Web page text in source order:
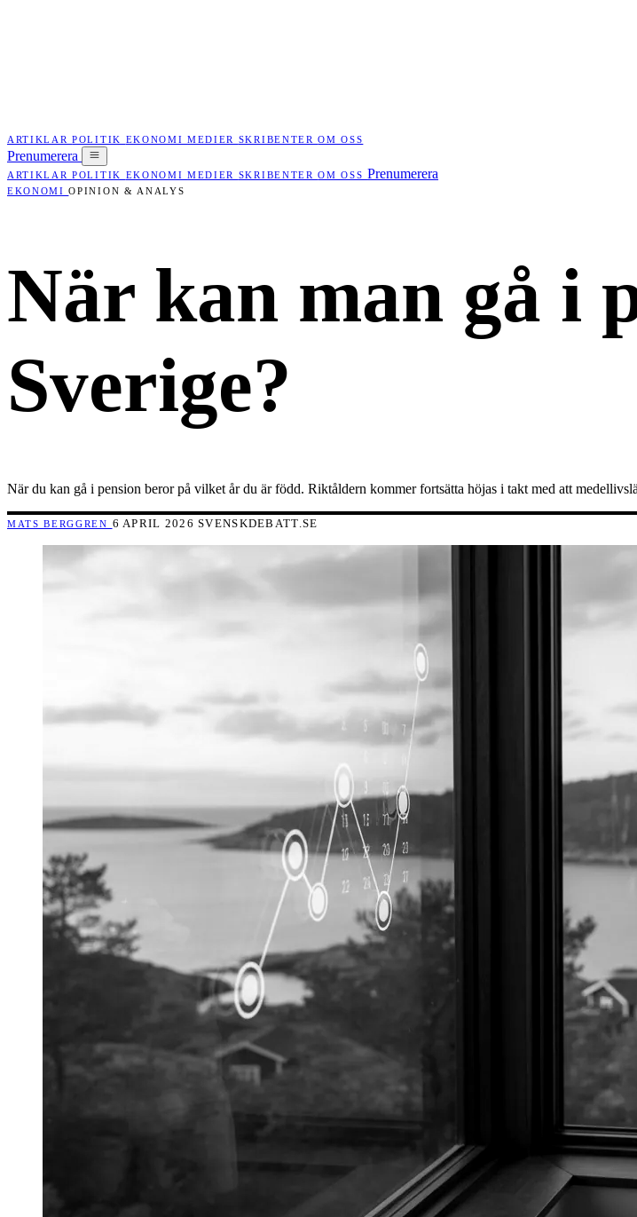
ARTIKLARPOLITIK EKONOMIMEDIER SKRIBENTEROM OSS
Prenumerera
ARTIKLARPOLITIK EKONOMIMEDIER SKRIBENTEROM OSS Prenumerera
EKONOMIOPINION & ANALYS
När kan man gå i
Sverige?
När du kan gå i pension beror på vilket år du är född. Riktåldern kommer fortsätta höjas i takt med att
MATS BERGGREN 6 APRIL 2026SVENSKDEBATT.SE